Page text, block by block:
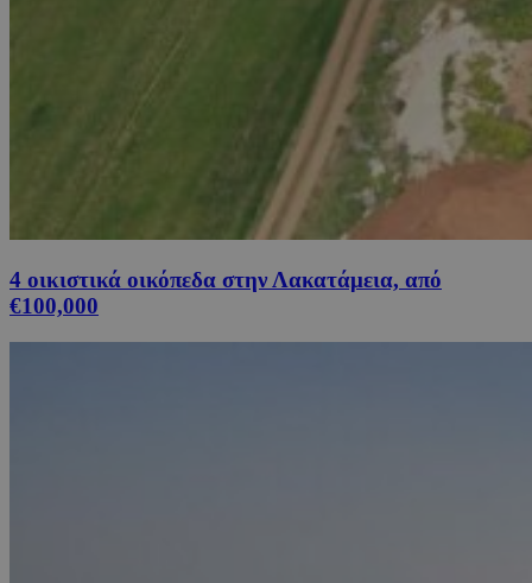
4 οικιστικά οικόπεδα στην Λακατάμεια, από
€100,000